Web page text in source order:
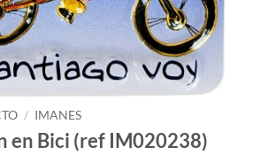
/ IMANES
en Bici (ref IM020238)